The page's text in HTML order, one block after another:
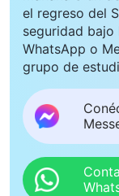
el regreso del
seguridad
WhatsApp o
grupo de